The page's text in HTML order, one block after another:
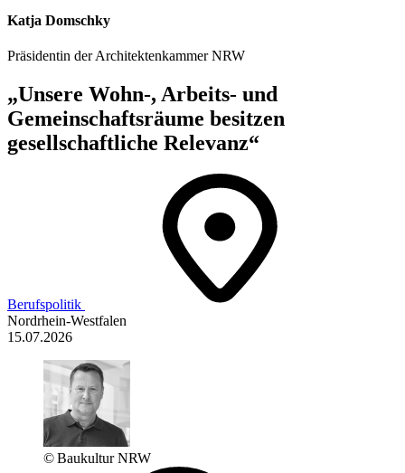
Katja Domschky
Präsidentin der Architektenkammer NRW
„Unsere Wohn-, Arbeits- und
Gemeinschaftsräume besitzen
gesellschaftliche Relevanz“
Berufspolitik
Nordrhein-Westfalen
15.07.2026
© Baukultur NRW